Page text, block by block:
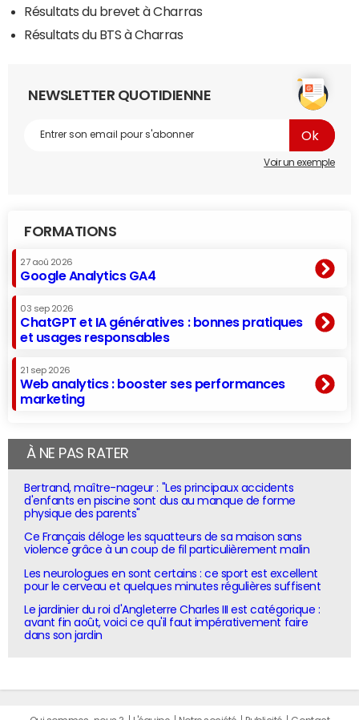
Résultats du brevet à Charras
Résultats du BTS à Charras
NEWSLETTER QUOTIDIENNE
Voir un exemple
FORMATIONS
27 aoû 2026
Google Analytics GA4
03 sep 2026
ChatGPT et IA génératives : bonnes pratiques
et usages responsables
21 sep 2026
Web analytics : booster ses performances
marketing
À NE PAS RATER
Bertrand, maître-nageur : "Les principaux accidents
d'enfants en piscine sont dus au manque de forme
physique des parents"
Ce Français déloge les squatteurs de sa maison sans
violence grâce à un coup de fil particulièrement malin
Les neurologues en sont certains : ce sport est excellent
pour le cerveau et quelques minutes régulières suffisent
Le jardinier du roi d'Angleterre Charles III est catégorique :
avant fin août, voici ce qu'il faut impérativement faire
dans son jardin